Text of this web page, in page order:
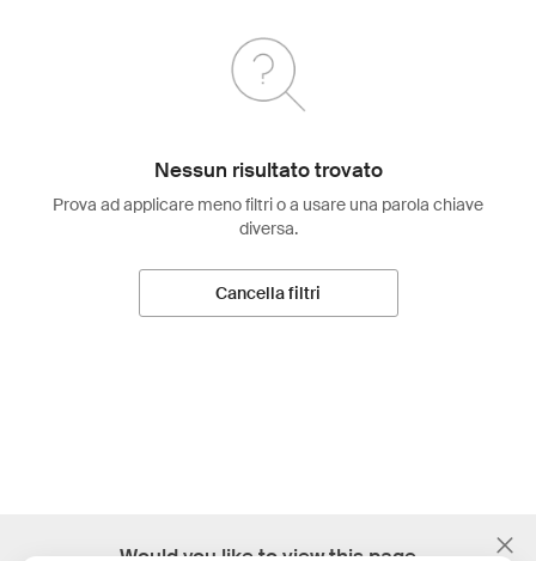
Nessun risultato trovato
Prova ad applicare meno filtri o a usare una parola chiave
diversa.
Cancella filtri